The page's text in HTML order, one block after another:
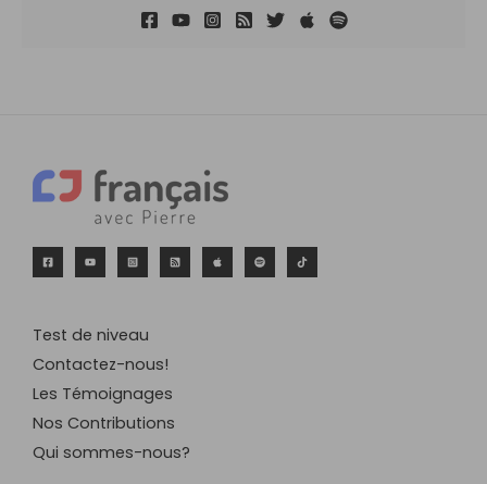
Test de niveau
Contactez-nous!
Les Témoignages
Nos Contributions
Qui sommes-nous?